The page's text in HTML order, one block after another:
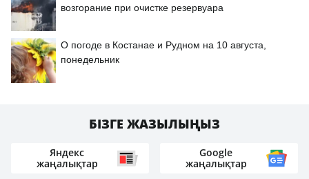
возгорание при очистке резервуара
О погоде в Костанае и Рудном на 10 августа,
понедельник
БІЗГЕ ЖАЗЫЛЫҢЫЗ
Яндекс
жаңалықтар
Google
жаңалықтар